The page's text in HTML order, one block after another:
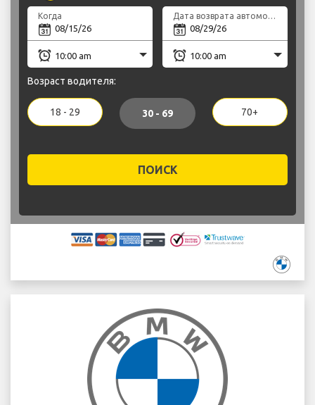
Когда Дата возврата автомобиля
Возраст водителя:
18 - 29 30 - 69 70+
ПОИСК